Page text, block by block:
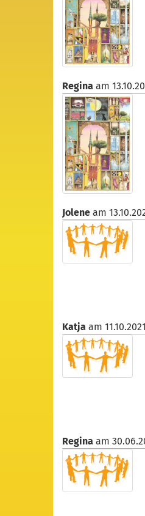
Regina am
Jolene am
Katja am 11.10.2021
Regina am